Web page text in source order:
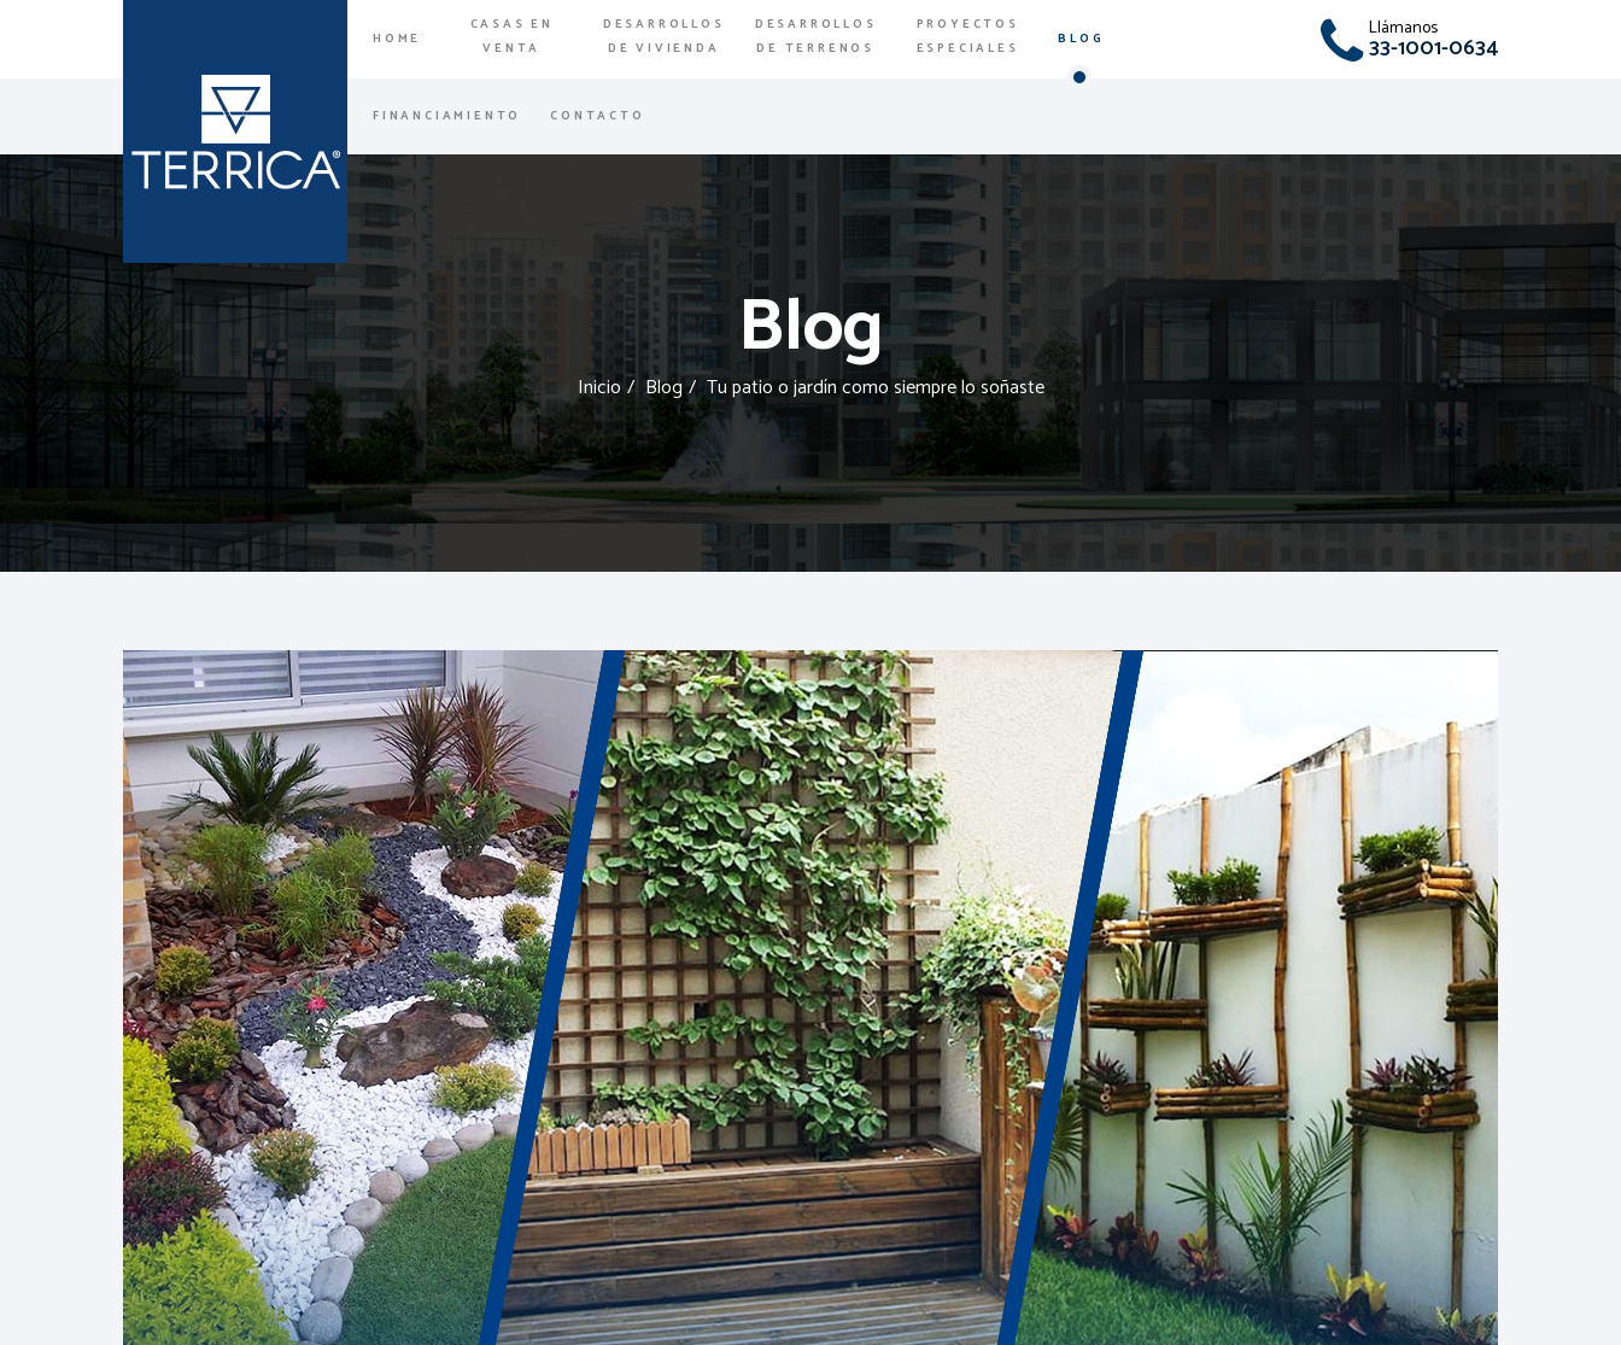
HOME
CASAS EN
VENTA
DESARROLLOS
DE VIVIENDA
DESARROLLOS
DE TERRENOS
PROYECTOS
ESPECIALES
BLOG
FINANCIAMIENTO CONTACTO
Llámanos
33-1001-0634
Blog
Inicio Blog Tu patio o jardín como siempre lo soñaste